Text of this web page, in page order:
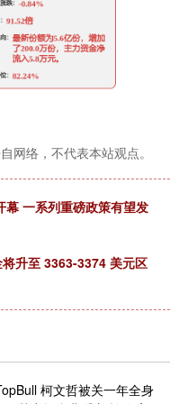
网络，不代表本站观点。
幕 一系列重磅政策有望发
升至 3363-3374 美元区